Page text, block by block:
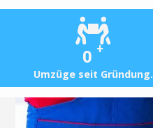
0 +
Umzüge seit Gründung.